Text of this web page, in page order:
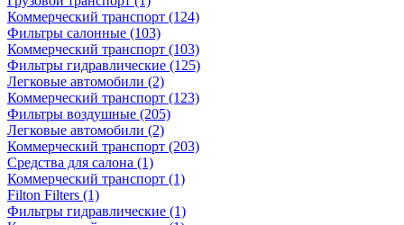
Коммерческий транспорт (124)
Фильтры салонные (103)
Коммерческий транспорт (103)
Фильтры гидравлические (125)
Легковые автомобили (2)
Коммерческий транспорт (123)
Фильтры воздушные (205)
Легковые автомобили (2)
Коммерческий транспорт (203)
Средства для салона (1)
Коммерческий транспорт (1)
Filton Filters (1)
Фильтры гидравлические (1)